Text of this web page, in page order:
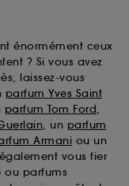
énormément ceux
? Si vous avez
laissez-vous
parfum Yves Saint
parfum Tom Ford,
, un parfum
Armani ou un
vous fier
ou parfums